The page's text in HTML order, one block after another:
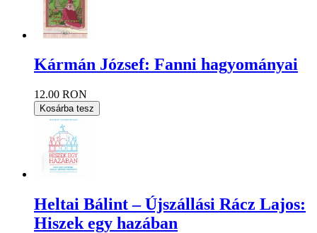
Kármán József: Fanni hagyományai
12.00 RON
Kosárba tesz
Heltai Bálint – Újszállási Rácz Lajos:
Hiszek egy hazában